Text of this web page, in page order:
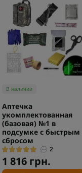
В наличии
Аптечка
укомплектованная
(базовая) №1 в
подсумке с быстрым
сбросом
2
1 816 грн.